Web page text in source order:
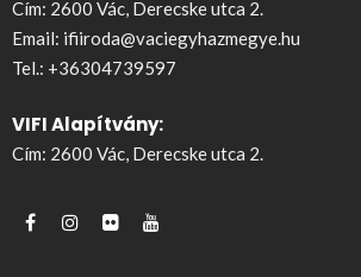
Cím: 2600 Vác, Derecske utca 2.
Email: ifiiroda@vaciegyhazmegye.hu
Tel.: +36304739597
VIFI Alapítvány:
Cím: 2600 Vác, Derecske utca 2.